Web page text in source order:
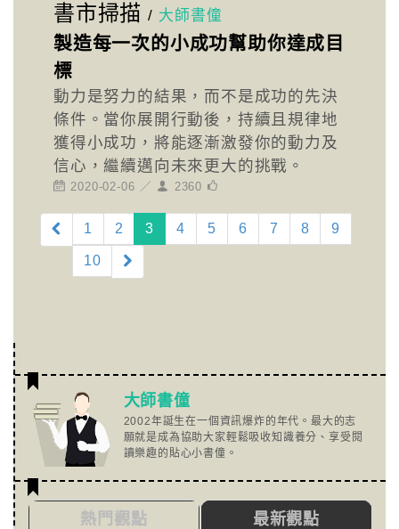
書市掃描 / 大師書僮
製造每一次的小成功幫助你達成目
標
動力是努力的結果，而不是成功的先決
條件。當你展開行動後，持續且規律地
獲得小成功，將能逐漸激發你的動力及
信心，繼續邁向未來更大的挑戰。
2020-02-06 ／ 2360
1 2 3 (current)
4 5 6 7 8 9
10
大師書僮
2002年誕生在一個資訊爆炸的年代。最大的志
願就是成為協助大家輕鬆吸收知識養分、享受閱
讀樂趣的貼心小書僮。
最新觀點
熱門觀點